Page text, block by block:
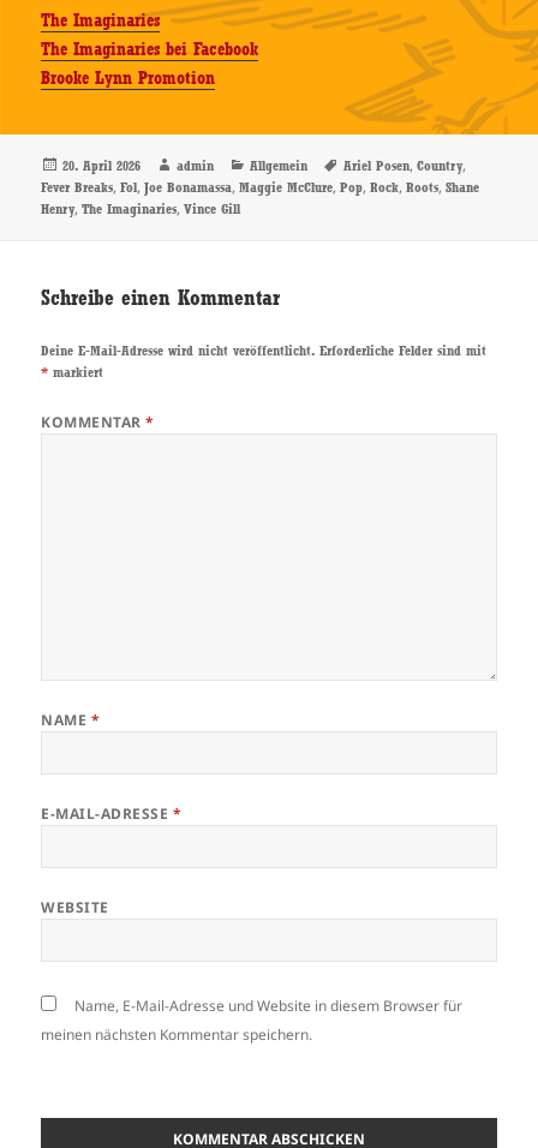
The Imaginaries
The Imaginaries bei Facebook
Brooke Lynn Promotion
Veröffentlicht
am
20. April 2026 Autor
admin Kategorien
Allgemein Schlagwörter
Ariel Posen,Country,
Fever Breaks,Fol,Joe Bonamassa,Maggie McClure,Pop,Rock,Roots,Shane
Henry,The Imaginaries,Vince Gill
Schreibe einen Kommentar
Deine E-Mail-Adresse wird nicht veröffentlicht. Erforderliche Felder sind mit
* markiert
KOMMENTAR*
NAME *
E-MAIL-ADRESSE *
WEBSITE
Name, E-Mail-Adresse und Website in diesem Browser für
meinen nächsten Kommentar speichern.